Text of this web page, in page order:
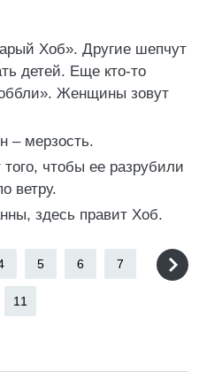
Хоб». Другие шепчут
детей. Еще кто-то
Женщины зовут
– мерзость.
чтобы ее разрубили
ветру.
здесь правит Хоб.
5 6 7
11